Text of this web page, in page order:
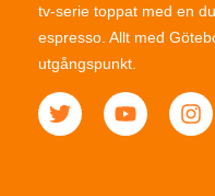
tv-serie toppat med en
espresso. Allt med
utgångspunkt.